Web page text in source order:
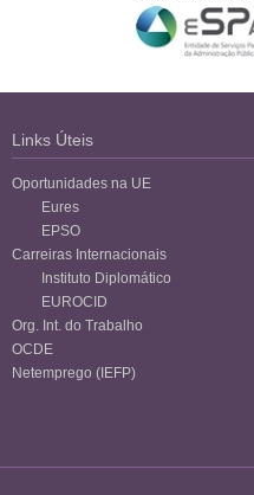
Links Úteis
Oportunidades na UE
Eures
EPSO
Carreiras Internacionais
Instituto Diplomático
EUROCID
Org. Int. do Trabalho
OCDE
Netemprego (IEFP)